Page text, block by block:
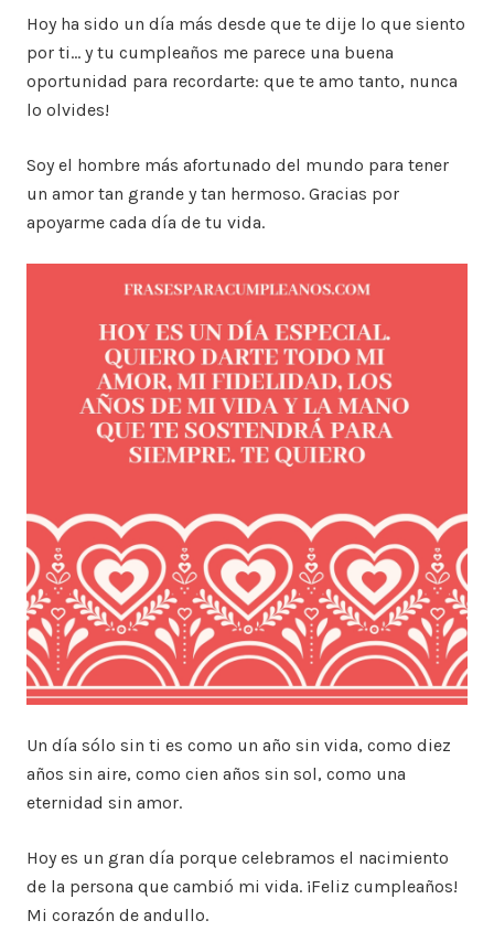
Hoy ha sido un día más desde que te dije lo que siento
por ti… y tu cumpleaños me parece una buena
oportunidad para recordarte: que te amo tanto, nunca
lo olvides!
Soy el hombre más afortunado del mundo para tener
un amor tan grande y tan hermoso. Gracias por
apoyarme cada día de tu vida.
Un día sólo sin ti es como un año sin vida, como diez
años sin aire, como cien años sin sol, como una
eternidad sin amor.
Hoy es un gran día porque celebramos el nacimiento
de la persona que cambió mi vida. ¡Feliz cumpleaños!
Mi corazón de andullo.